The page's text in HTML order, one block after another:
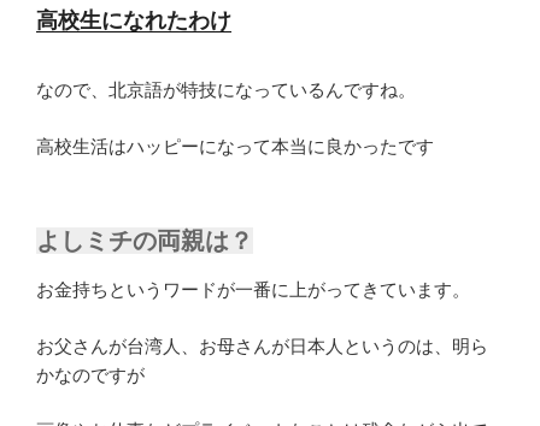
高校生になれたわけ
なので、北京語が特技になっているんですね。
高校生活はハッピーになって本当に良かったです
よしミチの両親は？
お金持ちというワードが一番に上がってきています。
お父さんが台湾人、お母さんが日本人というのは、明ら
かなのですが